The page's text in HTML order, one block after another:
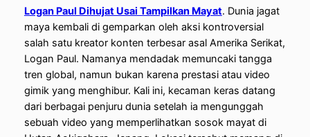
Logan Paul Dihujat Usai Tampilkan Mayat. Dunia jagat
maya kembali di gemparkan oleh aksi kontroversial
salah satu kreator konten terbesar asal Amerika Serikat,
Logan Paul. Namanya mendadak memuncaki tangga
tren global, namun bukan karena prestasi atau video
gimik yang menghibur. Kali ini, kecaman keras datang
dari berbagai penjuru dunia setelah ia mengunggah
sebuah video yang memperlihatkan sosok mayat di